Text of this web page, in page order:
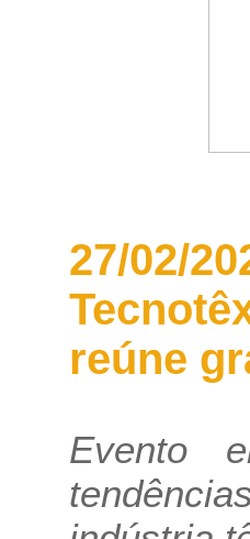
27/02/
reúne
Evento